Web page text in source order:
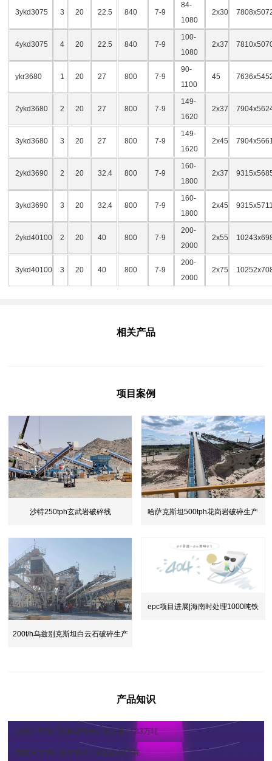
3ykd3075 3 20 22.5 840 7-9
84-
1080
2x30
4ykd3075 4 20 22.5 840 7-9
100-
1080
2x37
ykr3680 1 20 27 800 7-9
90-
1100
45
2ykd3680 2 20 27 800 7-9
149-
1620
2x37
3ykd3680 3 20 27 800 7-9
149-
1620
2x45
2ykd3690 2 20 32.4 800 7-9
160-
1800
2x37
3ykd3690 3 20 32.4 800 7-9
160-
1800
2x45
2ykd40100 2 20 40 800 7-9
200-
2000
2x55
3ykd40100 3 20 40 800 7-9
200-
2000
2x75
相关产品
项目案例
沙特250tph玄武岩破碎线 哈萨克斯坦500tph花岗岩破碎生产
200t/h乌兹别克斯坦白云石破碎生产
epc项目进展|海南时处理1000吨铁
产品知识
西藏罗布莎矿区新增铬铁矿资源量73.83万吨
西藏玉龙铜矿新增铜资源量131.42万吨